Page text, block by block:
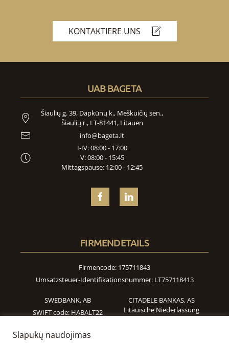
KONTAKTIERE UNS
UAB BAGETA
Šiaulių g. 39, Dapkūnų k., Meškuičių sen.,
Šiaulių r., LT-81441, Litauen
info@bageta.lt
I-IV: 08:00 - 17:00
V: 08:00 - 15:45
Mittagspause: 12:00 - 12:45
FIRMENDETAILS
Firmencode: 175711843
Umsatzsteuer-Identifikationsnummer: LT757118413
SWEDBANK, AB
SWIFT code: HABALT22
A/S: LT277300010002402551
CITADELE BANKAS, AS
Litauische Niederlassung
Slapukų naudojimas